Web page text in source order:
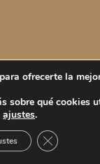
ofrecerte la
sobre qué cookies
ajustes.
Cerrar el